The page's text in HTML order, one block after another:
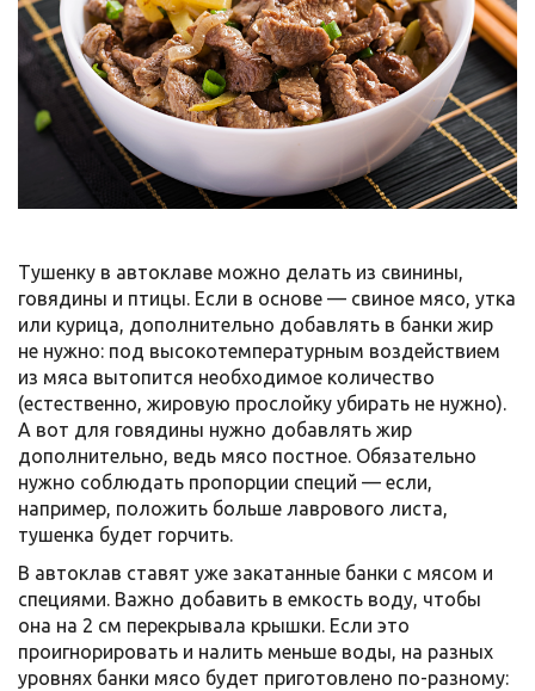
Тушенку в автоклаве можно делать из свинины,
говядины и птицы. Если в основе — свиное мясо, утка
или курица, дополнительно добавлять в банки жир
не нужно: под высокотемпературным воздействием
из мяса вытопится необходимое количество
(естественно, жировую прослойку убирать не нужно).
А вот для говядины нужно добавлять жир
дополнительно, ведь мясо постное. Обязательно
нужно соблюдать пропорции специй — если,
например, положить больше лаврового листа,
тушенка будет горчить.
В автоклав ставят уже закатанные банки с мясом и
специями. Важно добавить в емкость воду, чтобы
она на 2 см перекрывала крышки. Если это
проигнорировать и налить меньше воды, на разных
уровнях банки мясо будет приготовлено по-разному: